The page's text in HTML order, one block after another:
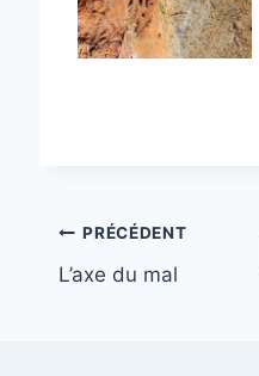
Navigation
de
PRÉCÉDENT
L’axe du mal